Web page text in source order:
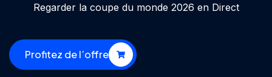
Regarder la coupe du monde 2026 en Direct
Profitez de l’offre